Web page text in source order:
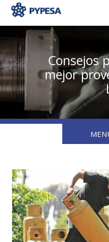
Consejos
mejor